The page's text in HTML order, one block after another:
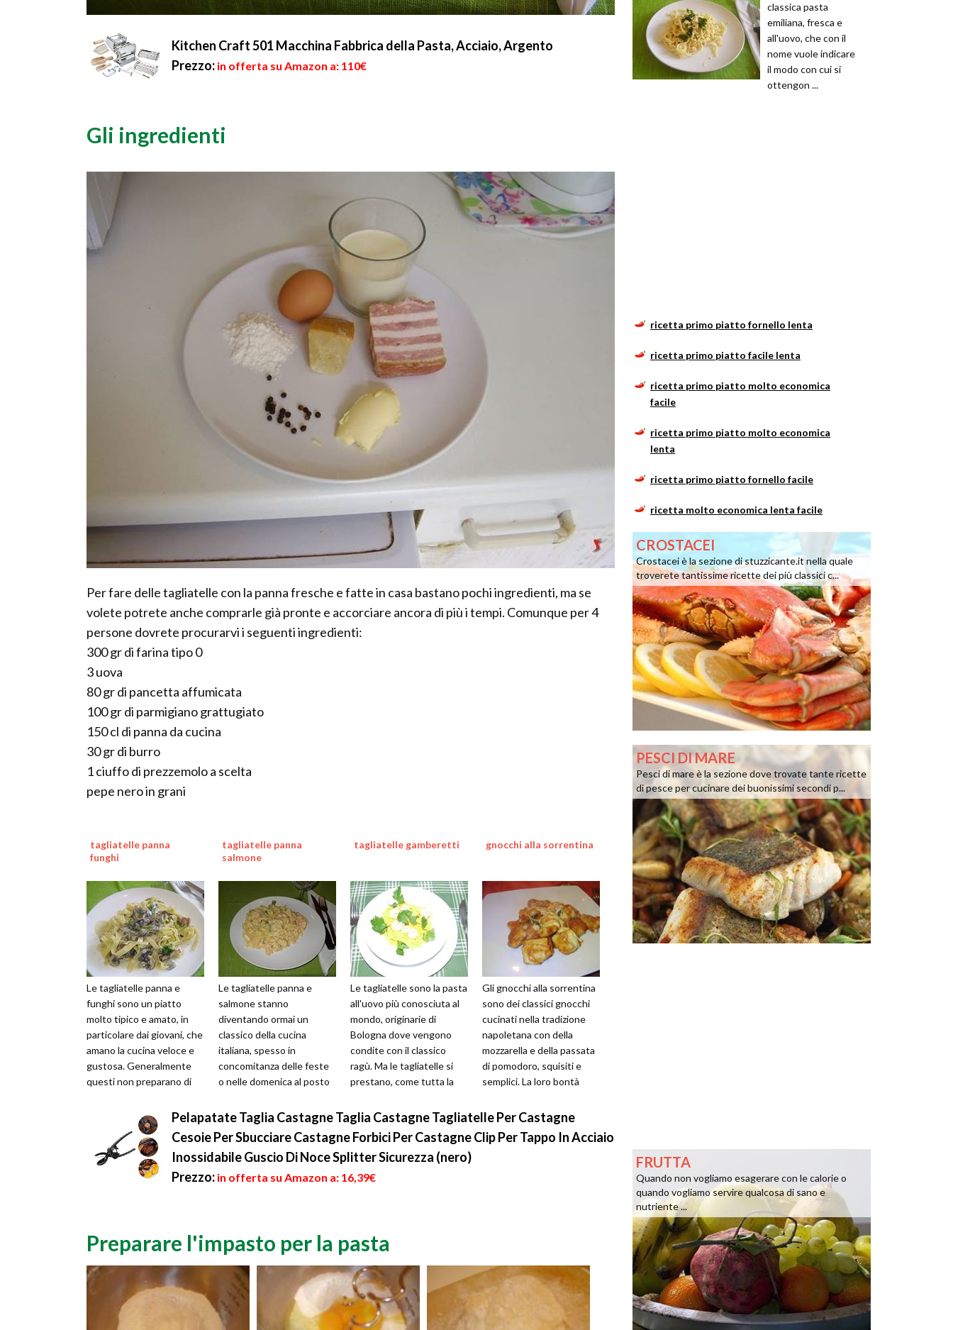
Kitchen Craft 501 Macchina Fabbrica della Pasta, Acciaio, Argento
Prezzo: in offerta su Amazon a: 110€
Gli ingredienti
Per fare delle tagliatelle con la panna fresche e fatte in casa bastano pochi ingredienti, ma se
volete potrete anche comprarle già pronte e accorciare ancora di più i tempi. Comunque per 4
persone dovrete procurarvi i seguenti ingredienti:
300 gr di farina tipo 0
3 uova
80 gr di pancetta affumicata
100 gr di parmigiano grattugiato
150 cl di panna da cucina
30 gr di burro
1 ciuffo di prezzemolo a scelta
pepe nero in grani
tagliatelle panna
funghi
Le tagliatelle panna e
funghi sono un piatto
molto tipico e amato, in
particolare dai giovani, che
amano la cucina veloce e
gustosa. Generalmente
questi non preparano di
tagliatelle panna
salmone
Le tagliatelle panna e
salmone stanno
diventando ormai un
classico della cucina
italiana, spesso in
concomitanza delle feste
o nelle domenica al posto
lunghe nei tempi di p...
tagliatelle gamberetti
Le tagliatelle sono la pasta
all'uovo più conosciuta al
mondo, originarie di
Bologna dove vengono
condite con il classico
ragù. Ma le tagliatelle si
prestano, come tutta la
sv...
gnocchi alla sorrentina
Gli gnocchi alla sorrentina
sono dei classici gnocchi
cucinati nella tradizione
napoletana con della
mozzarella e della passata
di pomodoro, squisiti e
semplici. La loro bontà
Pelapatate Taglia Castagne Taglia Castagne Tagliatelle Per Castagne
Cesoie Per Sbucciare Castagne Forbici Per Castagne Clip Per Tappo In Acciaio
Inossidabile Guscio Di Noce Splitter Sicurezza (nero)
Prezzo: in offerta su Amazon a: 16,39€
Preparare l'impasto per la pasta
classica pasta
emiliana, fresca e
all'uovo, che con il
nome vuole indicare
il modo con cui si
ottengon ...
ricetta primo piatto fornello lenta
ricetta primo piatto facile lenta
ricetta primo piatto molto economica
facile
ricetta primo piatto molto economica
lenta
ricetta primo piatto fornello facile
ricetta molto economica lenta facile
CROSTACEI
Crostacei è la sezione di stuzzicante.it nella quale
troverete tantissime ricette dei più classici c...
PESCI DI MARE
Pesci di mare è la sezione dove trovate tante ricette
di pesce per cucinare dei buonissimi secondi p...
FRUTTA
Quando non vogliamo esagerare con le calorie o
quando vogliamo servire qualcosa di sano e
nutriente ...